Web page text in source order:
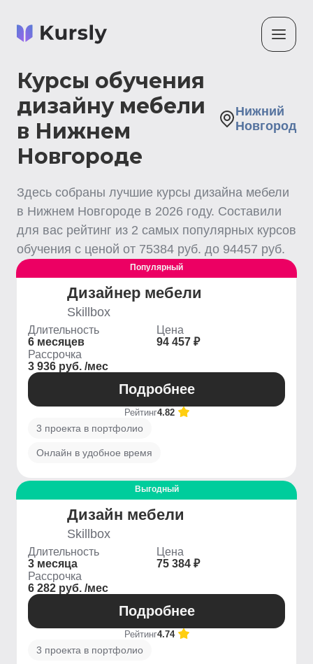
Курсы обучения
дизайну мебели
в Нижнем
Новгороде
Нижний
Новгород
Здесь собраны лучшие курсы дизайна мебели
в Нижнем Новгороде в 2026 году. Составили
для вас рейтинг из 2 самых популярных курсов
обучения с ценой от 75384 руб. до 94457 руб.
Популярный
Дизайнер мебели
Skillbox
Длительность
6 месяцев
Цена
94 457 ₽
Рассрочка
3 936 руб. /мес
Подробнее
Рейтинг4.82
3 проекта в портфолио
Онлайн в удобное время
Выгодный
Дизайн мебели
Skillbox
Длительность
3 месяца
Цена
75 384 ₽
Рассрочка
6 282 руб. /мес
Подробнее
Рейтинг4.74
3 проекта в портфолио